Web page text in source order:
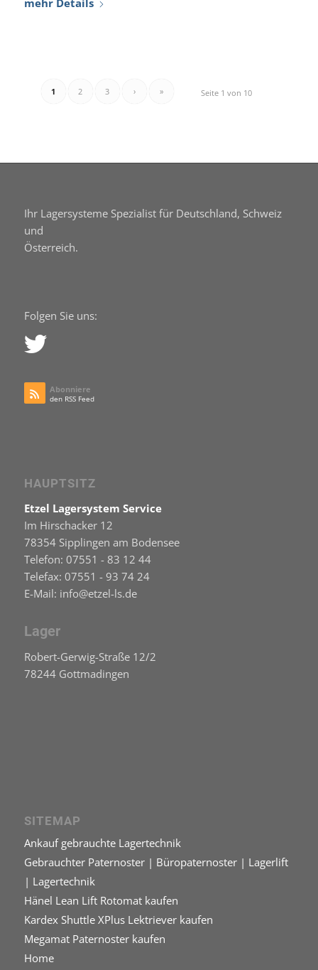
Seite 1 von 10
1 2 3 › »
Ihr Lagersysteme Spezialist für Deutschland, Schweiz
und
Österreich.
Folgen Sie uns:
Abonniere
den RSS Feed
HAUPTSITZ
Etzel Lagersystem Service
Im Hirschacker 12
78354 Sipplingen am Bodensee
Telefon: 07551 - 83 12 44
Telefax: 07551 - 93 74 24
E-Mail: info@etzel-ls.de
Lager
Robert-Gerwig-Straße 12/2
78244 Gottmadingen
SITEMAP
Ankauf gebrauchte Lagertechnik
Gebrauchter Paternoster | Büropaternoster | Lagerlift
| Lagertechnik
Hänel Lean Lift Rotomat kaufen
Kardex Shuttle XPlus Lektriever kaufen
Megamat Paternoster kaufen
Home